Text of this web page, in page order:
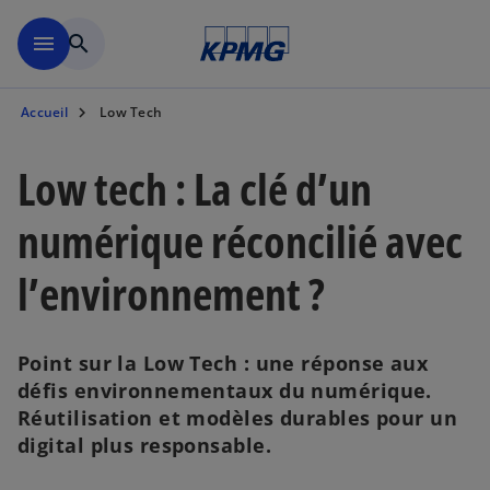
menu search
Accueil Low Tech
Low tech : La clé d’un
numérique réconcilié avec
l’environnement ?
Point sur la Low Tech : une réponse aux
défis environnementaux du numérique.
Réutilisation et modèles durables pour un
digital plus responsable.